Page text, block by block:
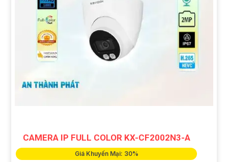
CAMERA IP FULL COLOR KX-CF2002N3-A
Giá Khuyến Mại: 30%